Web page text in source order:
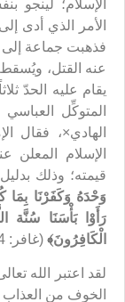
الإسلام؛ لينجو
الأمر الذي أدى
فذهبت جماعة إلى
عنه القتل،
يقام عليه الحدّ
المتوكِّل
الهادي×، فقال
الإسلام
قيمته؛ وذلك
وَحْدَهُ وَكَفَرْنَا بِمَا
رَأَوْا بَأْسَنَا سُنَّة
الْكَافِرُونَ﴾ (غافر: 84 ـ 85)
لقد اعتبر الله
الخوف من العذاب